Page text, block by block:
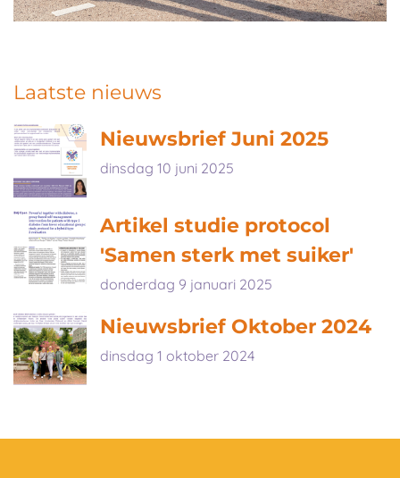
Laatste nieuws
Nieuwsbrief Juni 2025
dinsdag 10 juni 2025
Artikel studie protocol
'Samen sterk met suiker'
donderdag 9 januari 2025
Nieuwsbrief Oktober 2024
dinsdag 1 oktober 2024